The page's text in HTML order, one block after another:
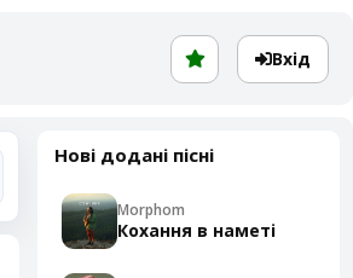
Вхід
Нові додані пісні
Morphom
Кохання в наметі